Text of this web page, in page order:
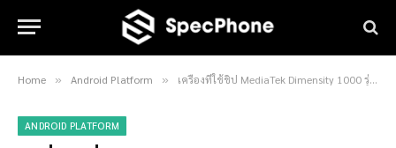
Home » Android Platform » เครื่องที่ใช้ชิป MediaTek Dimensity 1000 รุ่นใหม่ล่าสุด ทำคะแนน AnTuTu ทะลุ 500,000 แต้ม
ANDROID PLATFORM